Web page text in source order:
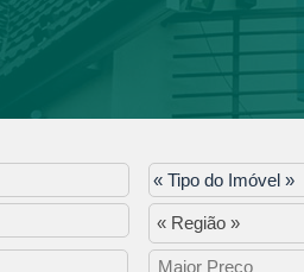
« Região »